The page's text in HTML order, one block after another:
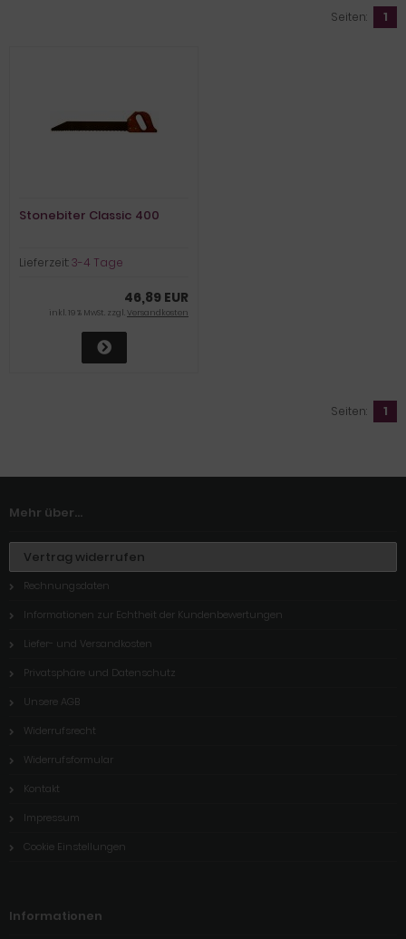
Seiten: 1
Stonebiter Classic 400
Lieferzeit:3-4 Tage
46,89 EUR
inkl. 19 % MwSt. zzgl.Versandkosten
Seiten: 1
Mehr über...
Vertrag widerrufen
Rechnungsdaten
Informationen zur Echtheit der Kundenbewertungen
Liefer- und Versandkosten
Privatsphäre und Datenschutz
Unsere AGB
Widerrufsrecht
Widerrufsformular
Kontakt
Impressum
Cookie Einstellungen
Informationen